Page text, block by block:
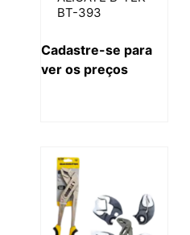
BT-393
Cadastre-se para
ver os preços